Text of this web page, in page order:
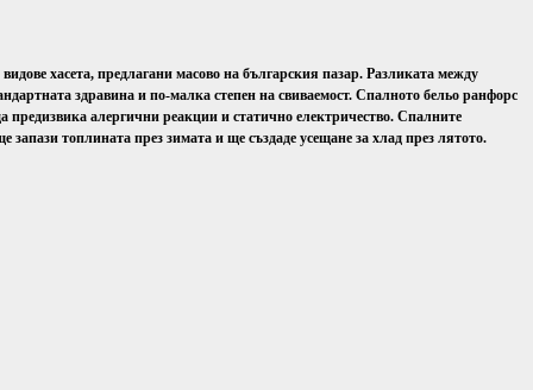
хасета, предлагани масово на българския пазар. Разликата между
здравина и по-малка степен на свиваемост. Спалното бельо ранфорс
алергични реакции и статично електричество. Спалните
топлината през зимата и ще създаде усещане за хлад през лятото.